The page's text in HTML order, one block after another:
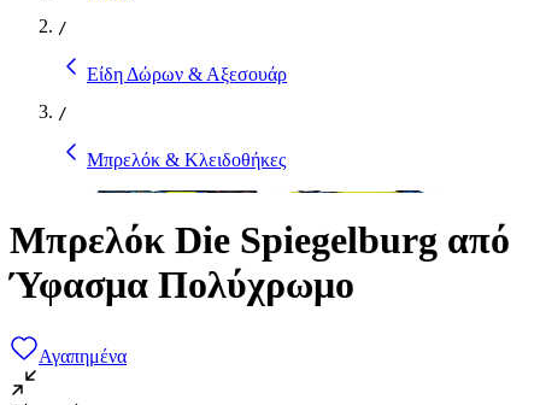
/
Είδη Δώρων & Αξεσουάρ
/
Μπρελόκ & Κλειδοθήκες
Μπρελόκ Die Spiegelburg από
Ύφασμα Πολύχρωμο
Αγαπημένα